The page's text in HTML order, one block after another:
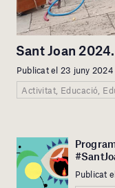
Sant Joan
Publicat el 23 juny 2024
Activitat, Educació,
Publicat